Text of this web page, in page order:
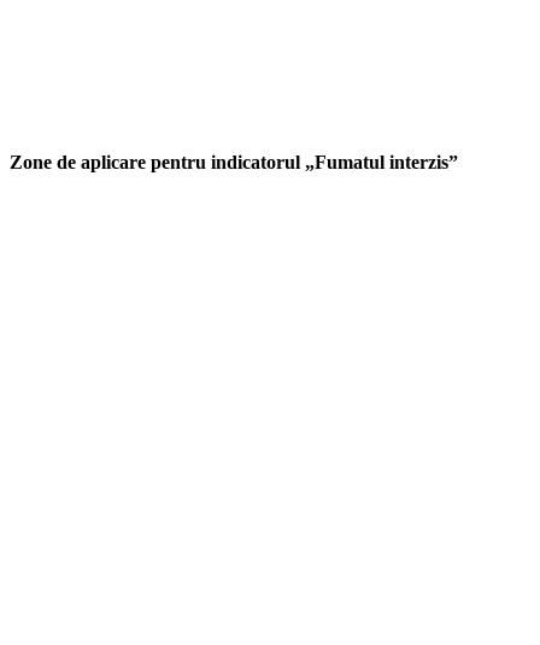
Zone de aplicare pentru indicatorul „Fumatul interzis”